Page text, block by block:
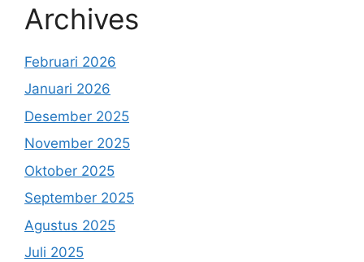
Archives
Februari 2026
Januari 2026
Desember 2025
November 2025
Oktober 2025
September 2025
Agustus 2025
Juli 2025